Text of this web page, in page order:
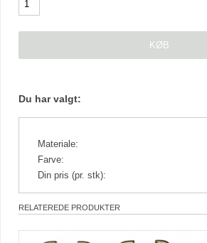
Du har valgt:
Materiale:
Farve:
Din pris (pr. stk):
RELATEREDE PRODUKTER